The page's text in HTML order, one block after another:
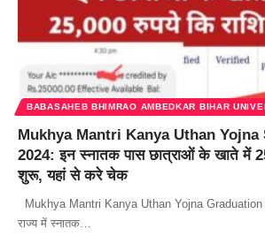
BABASAHEB BHIMRAO AMBEDKAR BIHAR
Mukhya Mantri Kanya Uthan Yojna
2024: इन स्नातक पास छात्राओं के खाते में
शुरू, यहां से करे चेक
Mukhya Mantri Kanya Uthan Yojna
राज्य में स्नातक…